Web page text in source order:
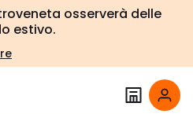
osserverà delle
estivo.